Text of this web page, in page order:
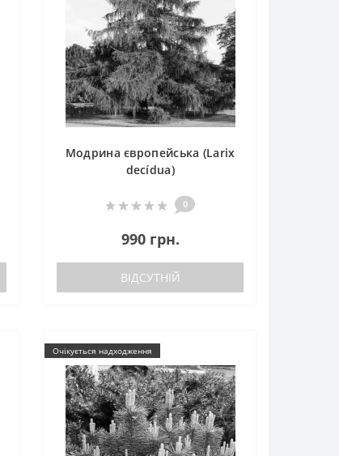
Модрина європейська (Larix
decídua)
0
990 грн.
ВІДСУТНІЙ
Очікується надходження